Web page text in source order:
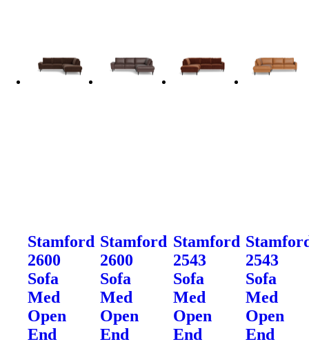
Stamford
2600
Sofa
Med
Open
End
Stamford
2600
Sofa
Med
Open
End
Stamford
2543
Sofa
Med
Open
End
2543
Sofa
Med
Open
End